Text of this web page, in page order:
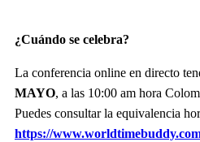
¿Cuándo se celebra?
La conferencia online en directo
MAYO, a las 10:00 am hora
Puedes consultar la equivalencia
https://